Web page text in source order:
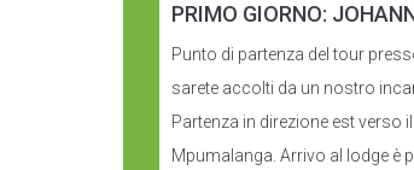
PRIMO GIORNO:
Punto di partenza del tour
sarete accolti da un nostro
Partenza in direzione est verso
Mpumalanga. Arrivo al lodge è